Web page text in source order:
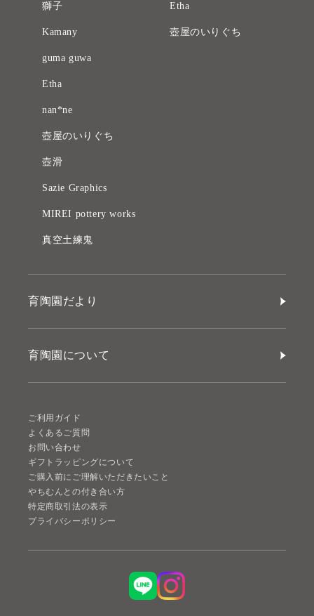
獅子
Kamany
guma guwa
Etha
nan*ne
壺屋のいりぐち
壺滑
Sazie Graphics
MIREI pottery works
真空土練鬼
Etha
壺屋のいりぐち
育陶園だより
育陶園について
ご利用ガイド
よくあるご質問
お問い合わせ
ギフトラッピングについて
ご購入前にご理解いただきたいこと
やちむんとの付き合い方
特定商取引法の表示
プライバシーポリシー